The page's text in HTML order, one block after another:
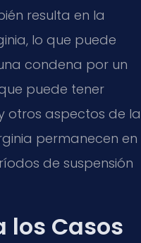
resulta en la
lo que puede
condena por un
puede tener
otros aspectos de la
permanecen en
de suspensión
los Casos